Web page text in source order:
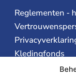
Reglementen -
Kledingfonds